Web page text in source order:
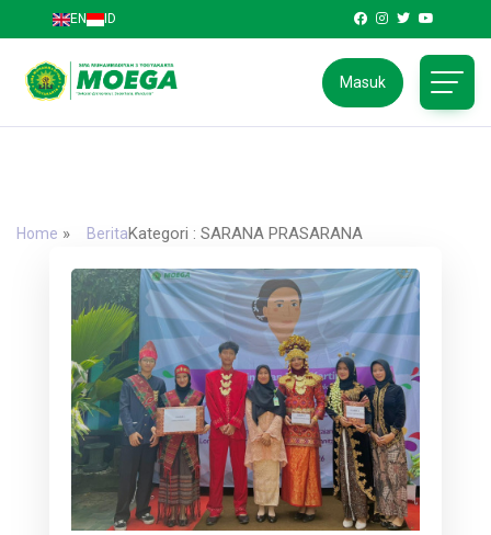
EN ID
Masuk
Home » BeritaKategori : SARANA PRASARANA